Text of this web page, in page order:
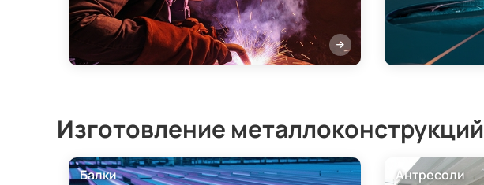
Изготовление металлоконструкций
Балки Антресоли